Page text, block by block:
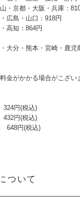
・京都・大阪・兵庫：
広島・山口：918円
高知：864円
大分・熊本・宮崎・鹿児
金がかかる場合がこざい
円(税込)
円(税込)
円(税込)
ついて